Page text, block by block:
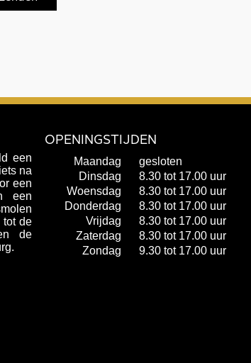
een
na
een
een
tot de
de
OPENINGSTIJDEN
Maandag
gesloten
Dinsdag
8.30 tot 17.00 uur
Woensdag
8.30 tot 17.00 uur
Donderdag
8.30 tot 17.00 uur
Vrijdag
8.30 tot 17.00 uur
Zaterdag
8.30 tot 17.00 uur
Zondag
9.30 tot 17.00 uur